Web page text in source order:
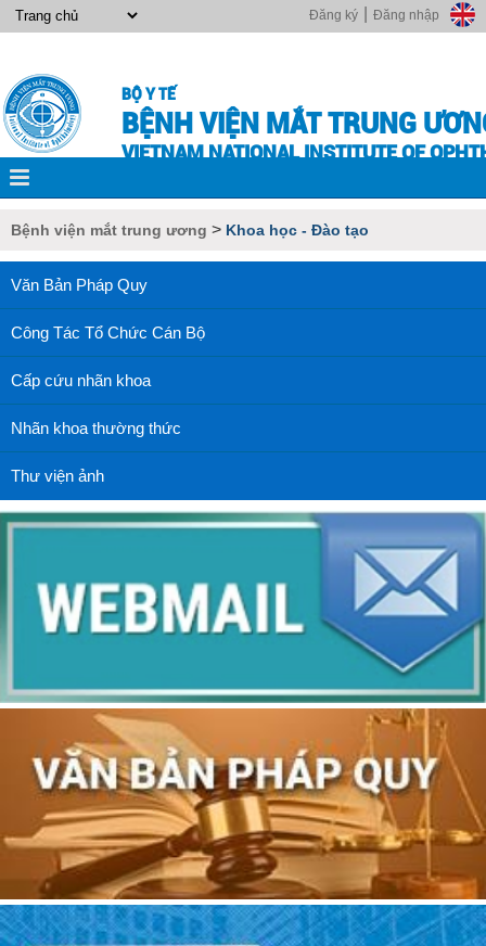
Đăng nhập
Đăng ký
BỘ Y TẾ
BỆNH VIỆN MẮT TRUNG
VIETNAM NATIONAL INSTITUTE OF
Bệnh viện mắt trung ương > Khoa học - Đào tạo
Văn Bản Pháp Quy
Công Tác Tổ Chức Cán Bộ
Cấp cứu nhãn khoa
Nhãn khoa thường thức
Thư viện ảnh